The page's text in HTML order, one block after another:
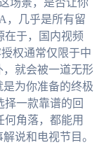
场景，是否让你
，几乎是所有留
在于，国内视频
权通常仅限于中
，就会被一道无形
是为你准备的终极
一款靠谱的回
何角落，都能用
说和电视节目。